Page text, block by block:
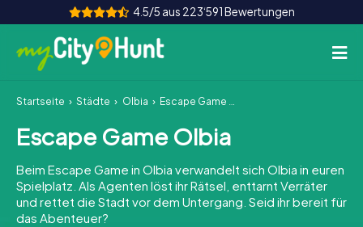
4.5/5 aus 223‘591 Bewertungen
So funktioniert's
Städte
Touren
Teamevent
Startseite Städte Olbia Escape Game Olbia
Escape Game Olbia
Beim Escape Game in Olbia verwandelt sich Olbia in euren
Spielplatz. Als Agenten löst ihr Rätsel, enttarnt Verräter
und rettet die Stadt vor dem Untergang. Seid ihr bereit für
das Abenteuer?